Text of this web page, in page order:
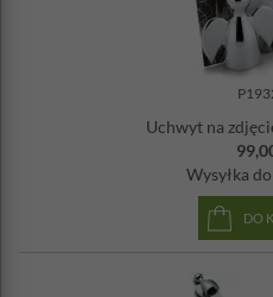
Uchwyt na
Wysyłka
DO